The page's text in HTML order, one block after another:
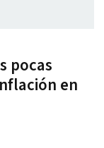
pocas
en